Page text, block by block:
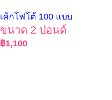
เค้กโฟโต้ 100 แบบ
ขนาด 2 ปอนด์
฿1,100